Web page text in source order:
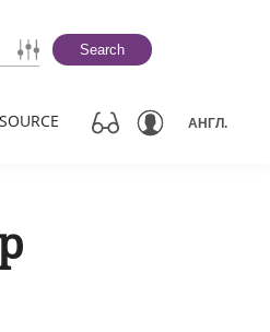
Search
АНГЛ.